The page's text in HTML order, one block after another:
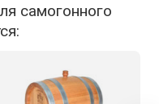
самогонного